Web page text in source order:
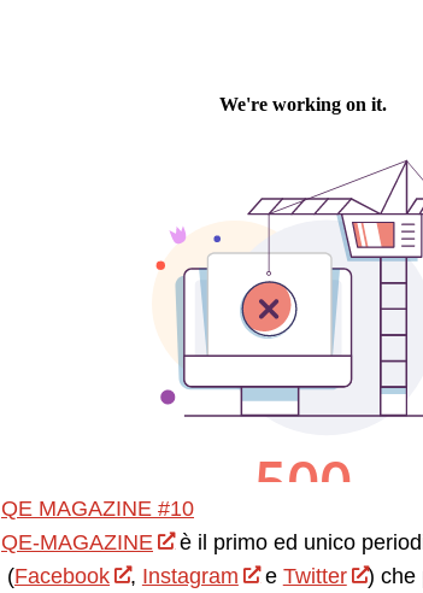
QE MAGAZINE #10
QE-MAGAZINE
è il primo ed unico
(Facebook , Instagram e Twitter
) che